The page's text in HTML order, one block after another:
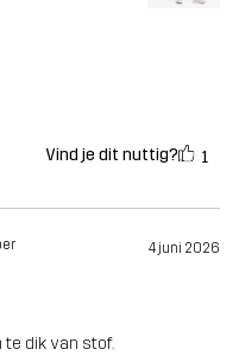
Vind je dit nuttig? 1
4 juni 2026
te dik van stof.